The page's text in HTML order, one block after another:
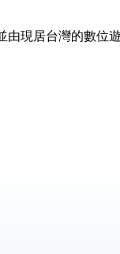
持並盡速通過
由現居台灣的數位遊